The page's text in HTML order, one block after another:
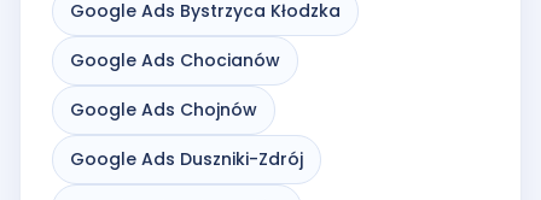
Google Ads Bystrzyca Kłodzka
Google Ads Chocianów
Google Ads Chojnów
Google Ads Duszniki-Zdrój